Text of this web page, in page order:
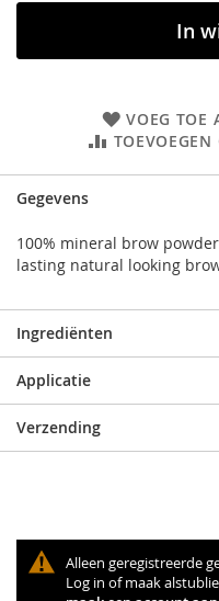
In
VOEG TOE
TOEVOEGEN
Gegevens
100% mineral brow
lasting natural looking
Ingrediënten
Applicatie
Verzending
Alleen geregistreerde
Log in of maak